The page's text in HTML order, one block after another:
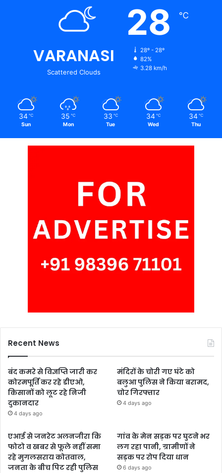
VARANASI
Scattered Clouds
28 ℃
28º - 28º
82%
3.28 km/h
34 ℃
Sun
35 ℃
Mon
33 ℃
Tue
34 ℃
Wed
34 ℃
Thu
Recent News
बंद कमरे से विज्ञप्ति जारी कर
कोरमपूर्ति कर रहे डीएओ,
किसानों को लूट रहे निजी
दुकानदार
4 days ago
मंदिरों के चोरी गए घंटे को
बलुआ पुलिस ने किया बरामद,
चोर गिरफ्तार
4 days ago
एआई से जनरेट अलनजीरा कि
फोटो व खबर से फूले नहीं समा
रहे मुगलसराय कोतवाल,
जनता के बीच पिट रही पुलिस
गांव के मेन सड़क पर घुटने भर
लग रहा पानी, ग्रामीणों ने
सड़क पर रोप दिया धान
6 days ago